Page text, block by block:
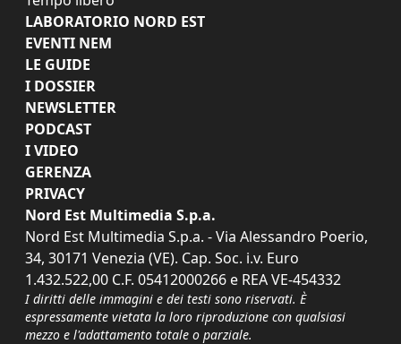
LABORATORIO NORD EST
EVENTI NEM
LE GUIDE
I DOSSIER
NEWSLETTER
PODCAST
I VIDEO
GERENZA
PRIVACY
Nord Est Multimedia S.p.a.
Nord Est Multimedia S.p.a. - Via Alessandro Poerio,
34, 30171 Venezia (VE). Cap. Soc. i.v. Euro
1.432.522,00 C.F. 05412000266 e REA VE-454332
I diritti delle immagini e dei testi sono riservati. È
espressamente vietata la loro riproduzione con qualsiasi
mezzo e l'adattamento totale o parziale.